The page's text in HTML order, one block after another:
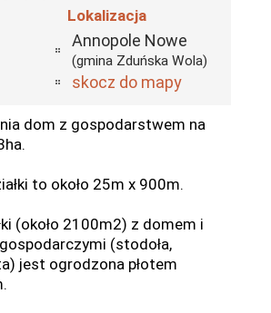
Lokalizacja
Annopole Nowe
(gmina Zduńska Wola)
skocz do mapy
dom z gospodarstwem na
to około 25m x 900m.
(około 2100m2) z domem i
(stodoła,
jest ogrodzona płotem